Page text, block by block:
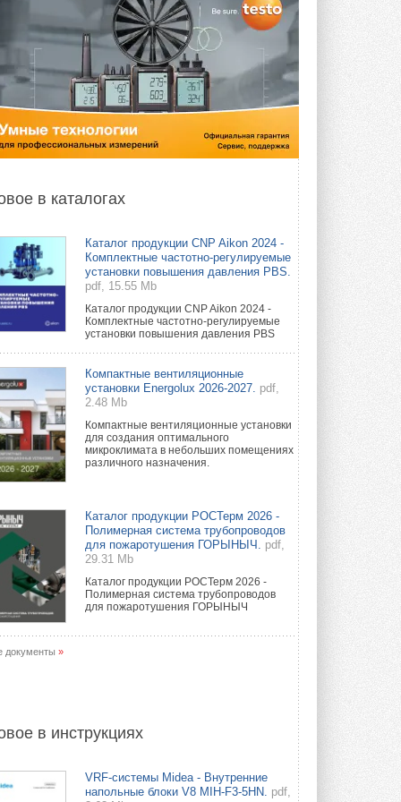
в каталогах
Каталог продукции CNP Aikon 2024 -
Комплектные частотно-регулируемые
установки повышения давления PBS.
pdf, 15.55 Mb
Каталог продукции CNP Aikon 2024 -
Комплектные частотно-регулируемые
установки повышения давления PBS
Компактные вентиляционные
установки Energolux 2026-2027. pdf,
2.48 Mb
Компактные вентиляционные установки
для создания оптимального
микроклимата в небольших помещениях
различного назначения.
Каталог продукции РОСТерм 2026 -
Полимерная система трубопроводов
для пожаротушения ГОРЫНЫЧ.
pdf,
29.31 Mb
Каталог продукции РОСТерм 2026 -
Полимерная система трубопроводов
для пожаротушения ГОРЫНЫЧ
документы »
в инструкциях
VRF-системы Midea - Внутренние
напольные блоки V8 MIH-F3-5HN. pdf,